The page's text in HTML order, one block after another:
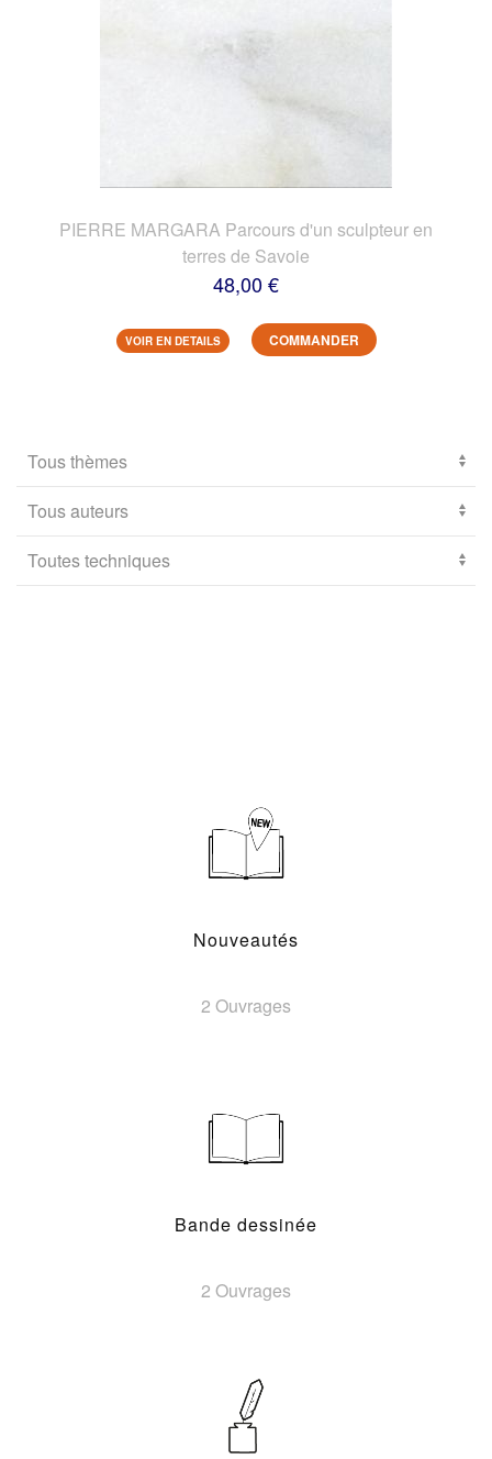
PIERRE MARGARA Parcours d'un sculpteur en
terres de Savoie
48,00 €
VOIR EN DETAILS COMMANDER
Nouveautés
2 Ouvrages
Bande dessinée
2 Ouvrages